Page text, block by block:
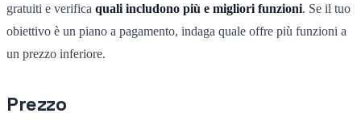
gratuiti e verifica quali includono più e migliori funzioni. Se il tuo
obiettivo è un piano a pagamento, indaga quale offre più funzioni a
un prezzo inferiore.
Prezzo